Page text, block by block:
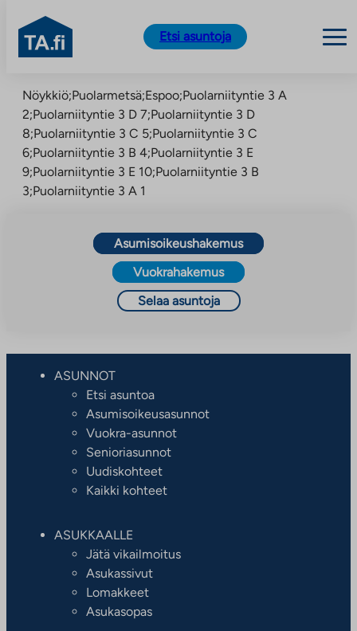
sisältöön
TA.fi
Etsi asuntoja
Nöykkiö;Puolarmetsä;Espoo;Puolarniityntie 3 A
2;Puolarniityntie 3 D 7;Puolarniityntie 3 D
8;Puolarniityntie 3 C 5;Puolarniityntie 3 C
6;Puolarniityntie 3 B 4;Puolarniityntie 3 E
9;Puolarniityntie 3 E 10;Puolarniityntie 3 B
3;Puolarniityntie 3 A 1
Asumisoikeushakemus
Vuokrahakemus
Selaa asuntoja
ASUNNOT
Etsi asuntoa
Asumisoikeusasunnot
Vuokra-asunnot
Senioriasunnot
Uudiskohteet
Kaikki kohteet
ASUKKAALLE
Jätä vikailmoitus
Asukassivut
Lomakkeet
Asukasopas